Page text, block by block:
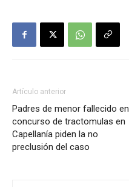
Artículo anterior
Padres de menor fallecido en
concurso de tractomulas en
Capellanía piden la no
preclusión del caso